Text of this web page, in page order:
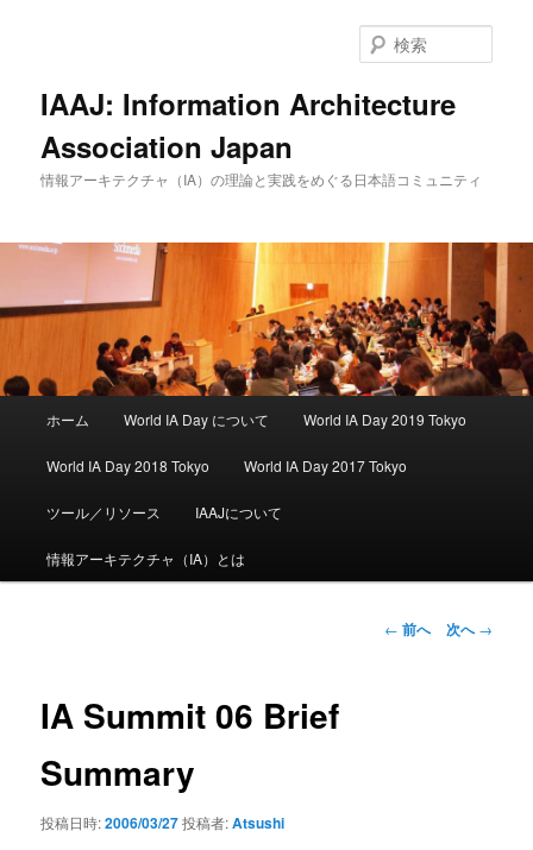
IAAJ: Information Architecture
Association Japan
情報アーキテクチャ（IA）の理論と実践をめぐる日本語コミュニティ
索
メインコンテンツへ移動
サブコンテンツへ移動
ホーム World IA Day について World IA Day 2019 Tokyo
World IA Day 2018 Tokyo World IA Day 2017 Tokyo
ツール／リソース IAAJについて
情報アーキテクチャ（IA）とは
投稿ナビゲーシ
← 前へ 次へ→
IA Summit 06 Brief
Summary
投稿日時:2006/03/27投稿者:Atsushi